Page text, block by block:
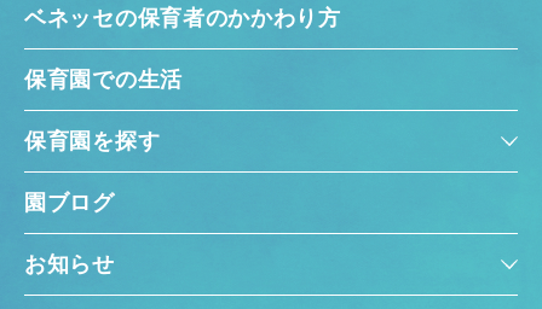
ベネッセの保育者のかかわり方
保育園での生活
保育園を探す
園ブログ
お知らせ